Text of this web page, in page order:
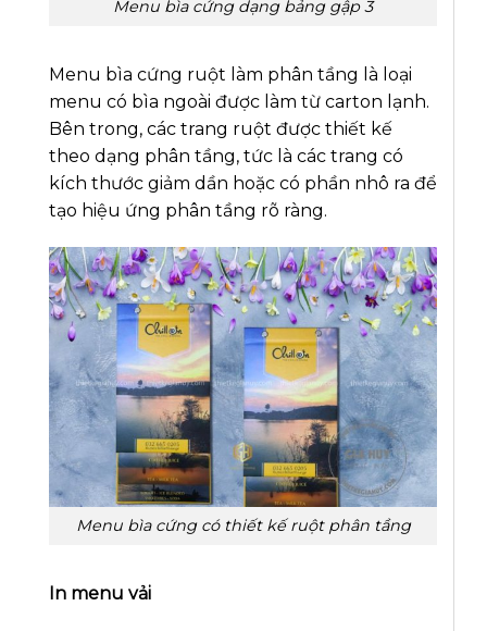
Menu bìa cứng dạng bảng gập 3
Menu bìa cứng ruột làm phân tầng là loại
menu có bìa ngoài được làm từ carton lạnh.
Bên trong, các trang ruột được thiết kế
theo dạng phân tầng, tức là các trang có
kích thước giảm dần hoặc có phần nhô ra để
tạo hiệu ứng phân tầng rõ ràng.
Menu bìa cứng có thiết kế ruột phân tầng
In menu vải